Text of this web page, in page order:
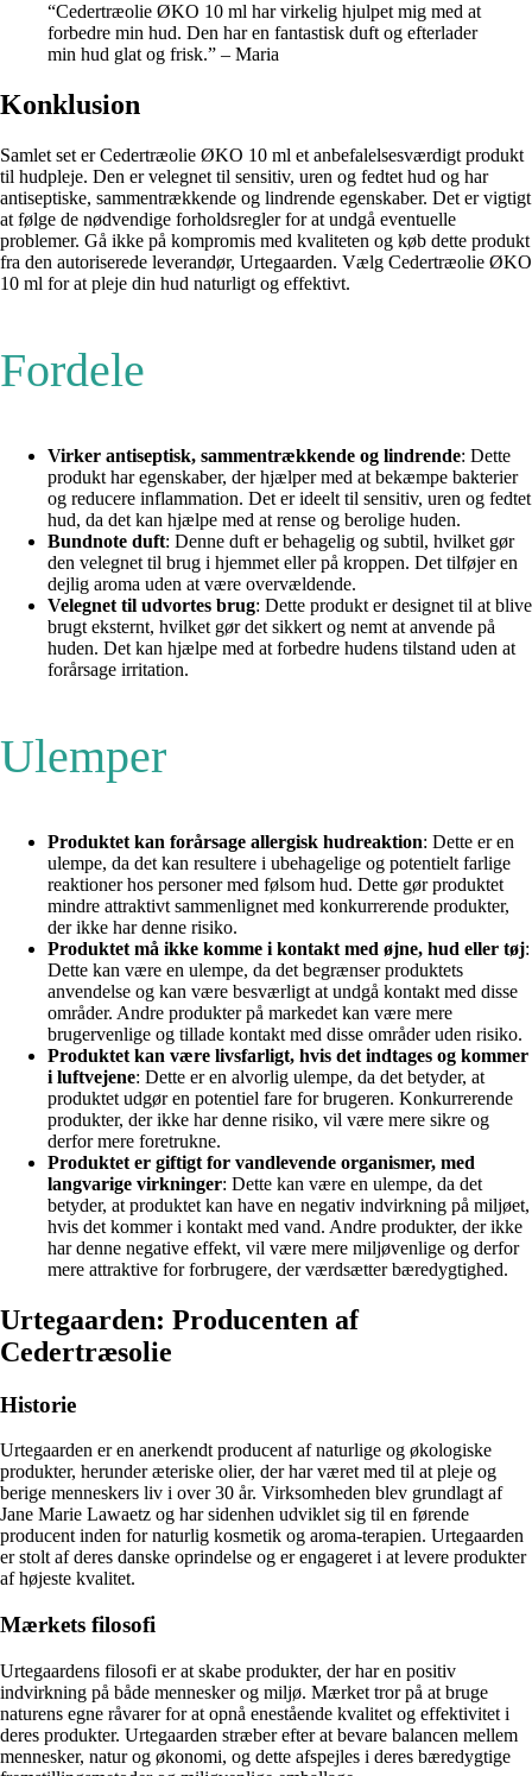
“Cedertræolie ØKO 10 ml har virkelig hjulpet mig med at
forbedre min hud. Den har en fantastisk duft og efterlader
min hud glat og frisk.” – Maria
Konklusion
Samlet set er Cedertræolie ØKO 10 ml et anbefalelsesværdigt produkt
til hudpleje. Den er velegnet til sensitiv, uren og fedtet hud og har
antiseptiske, sammentrækkende og lindrende egenskaber. Det er vigtigt
at følge de nødvendige forholdsregler for at undgå eventuelle
problemer. Gå ikke på kompromis med kvaliteten og køb dette produkt
fra den autoriserede leverandør, Urtegaarden. Vælg Cedertræolie ØKO
10 ml for at pleje din hud naturligt og effektivt.
Fordele
Virker antiseptisk, sammentrækkende og lindrende: Dette
produkt har egenskaber, der hjælper med at bekæmpe bakterier
og reducere inflammation. Det er ideelt til sensitiv, uren og fedtet
hud, da det kan hjælpe med at rense og berolige huden.
Bundnote duft: Denne duft er behagelig og subtil, hvilket gør
den velegnet til brug i hjemmet eller på kroppen. Det tilføjer en
dejlig aroma uden at være overvældende.
Velegnet til udvortes brug: Dette produkt er designet til at blive
brugt eksternt, hvilket gør det sikkert og nemt at anvende på
huden. Det kan hjælpe med at forbedre hudens tilstand uden at
forårsage irritation.
Ulemper
Produktet kan forårsage allergisk hudreaktion: Dette er en
ulempe, da det kan resultere i ubehagelige og potentielt farlige
reaktioner hos personer med følsom hud. Dette gør produktet
mindre attraktivt sammenlignet med konkurrerende produkter,
der ikke har denne risiko.
Produktet må ikke komme i kontakt med øjne, hud eller tøj:
Dette kan være en ulempe, da det begrænser produktets
anvendelse og kan være besværligt at undgå kontakt med disse
områder. Andre produkter på markedet kan være mere
brugervenlige og tillade kontakt med disse områder uden risiko.
Produktet kan være livsfarligt, hvis det indtages og kommer
i luftvejene: Dette er en alvorlig ulempe, da det betyder, at
produktet udgør en potentiel fare for brugeren. Konkurrerende
produkter, der ikke har denne risiko, vil være mere sikre og
derfor mere foretrukne.
Produktet er giftigt for vandlevende organismer, med
langvarige virkninger: Dette kan være en ulempe, da det
betyder, at produktet kan have en negativ indvirkning på miljøet,
hvis det kommer i kontakt med vand. Andre produkter, der ikke
har denne negative effekt, vil være mere miljøvenlige og derfor
mere attraktive for forbrugere, der værdsætter bæredygtighed.
Urtegaarden: Producenten af
Cedertræsolie
Historie
Urtegaarden er en anerkendt producent af naturlige og økologiske
produkter, herunder æteriske olier, der har været med til at pleje og
berige menneskers liv i over 30 år. Virksomheden blev grundlagt af
Jane Marie Lawaetz og har sidenhen udviklet sig til en førende
producent inden for naturlig kosmetik og aroma-terapien. Urtegaarden
er stolt af deres danske oprindelse og er engageret i at levere produkter
af højeste kvalitet.
Mærkets filosofi
Urtegaardens filosofi er at skabe produkter, der har en positiv
indvirkning på både mennesker og miljø. Mærket tror på at bruge
naturens egne råvarer for at opnå enestående kvalitet og effektivitet i
deres produkter. Urtegaarden stræber efter at bevare balancen mellem
mennesker, natur og økonomi, og dette afspejles i deres bæredygtige